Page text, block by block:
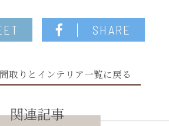
SHARE
取りとインテリア一覧に戻る
関連記事